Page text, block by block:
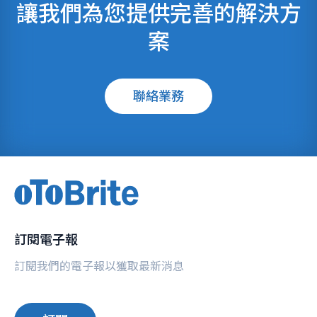
讓我們為您提供完善的解決方
案
聯絡業務
訂閱電子報
訂閱我們的電子報以獲取最新消息